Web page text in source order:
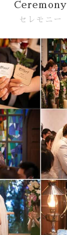
Ceremony
セレモニー